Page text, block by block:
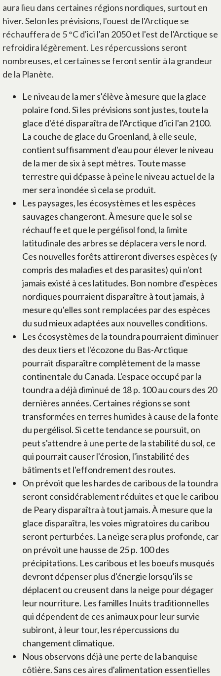
aura lieu dans certaines régions nordiques, surtout en
hiver. Selon les prévisions, l'ouest de l'Arctique se
réchauffera de 5 °C d'ici l'an 2050 et l'est de l'Arctique se
refroidira légèrement. Les répercussions seront
nombreuses, et certaines se feront sentir à la grandeur
de la Planète.
Le niveau de la mer s'élève à mesure que la glace
polaire fond. Si les prévisions sont justes, toute la
glace d'été disparaîtra de l'Arctique d'ici l'an 2100.
La couche de glace du Groenland, à elle seule,
contient suffisamment d'eau pour élever le niveau
de la mer de six à sept mètres. Toute masse
terrestre qui dépasse à peine le niveau actuel de la
mer sera inondée si cela se produit.
Les paysages, les écosystèmes et les espèces
sauvages changeront. À mesure que le sol se
réchauffe et que le pergélisol fond, la limite
latitudinale des arbres se déplacera vers le nord.
Ces nouvelles forêts attireront diverses espèces (y
compris des maladies et des parasites) qui n'ont
jamais existé à ces latitudes. Bon nombre d'espèces
nordiques pourraient disparaître à tout jamais, à
mesure qu'elles sont remplacées par des espèces
du sud mieux adaptées aux nouvelles conditions.
Les écosystèmes de la toundra pourraient diminuer
des deux tiers et l'écozone du Bas-Arctique
pourrait disparaître complètement de la masse
continentale du Canada. L'espace occupé par la
toundra a déjà diminué de 18 p. 100 au cours des 20
dernières années. Certaines régions se sont
transformées en terres humides à cause de la fonte
du pergélisol. Si cette tendance se poursuit, on
peut s'attendre à une perte de la stabilité du sol, ce
qui pourrait causer l'érosion, l'instabilité des
bâtiments et l'effondrement des routes.
On prévoit que les hardes de caribous de la toundra
seront considérablement réduites et que le caribou
de Peary disparaîtra à tout jamais. À mesure que la
glace disparaîtra, les voies migratoires du caribou
seront perturbées. La neige sera plus profonde, car
on prévoit une hausse de 25 p. 100 des
précipitations. Les caribous et les boeufs musqués
devront dépenser plus d'énergie lorsqu'ils se
déplacent ou creusent dans la neige pour dégager
leur nourriture. Les familles Inuits traditionnelles
qui dépendent de ces animaux pour leur survie
subiront, à leur tour, les répercussions du
changement climatique.
Nous observons déjà une perte de la banquise
côtière. Sans ces aires d'alimentation essentielles